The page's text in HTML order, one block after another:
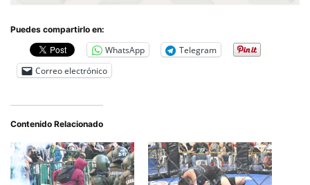
Puedes compartirlo en:
WhatsApp
Telegram
Correo electrónico
Contenido Relacionado